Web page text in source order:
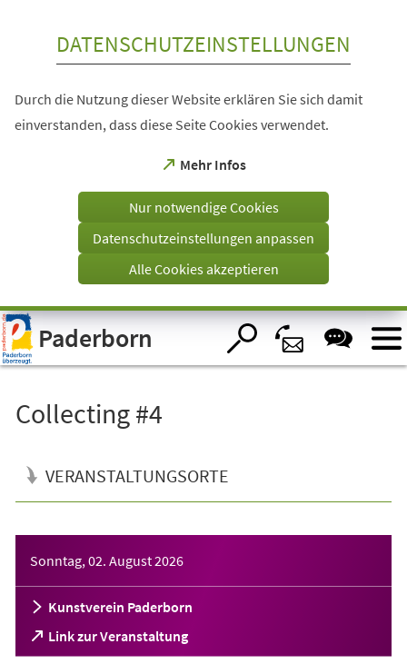
Visuelle
Assistenzsoftware
öffnen.
DATENSCHUTZEINSTELLUNGEN
Durch die Nutzung dieser Website erklären Sie sich damit
einverstanden, dass diese Seite Cookies verwendet.
Mehr Infos
(Öffnet
einem
Tab)
Nur notwendige Cookies
Datenschutzeinstellungen anpassen
Alle Cookies akzeptieren
Paderborn
Collecting #4
VERANSTALTUNGSORTE
Sonntag, 02. August 2026
Kunstverein Paderborn
Link zur Veranstaltung
(Öffnet
in